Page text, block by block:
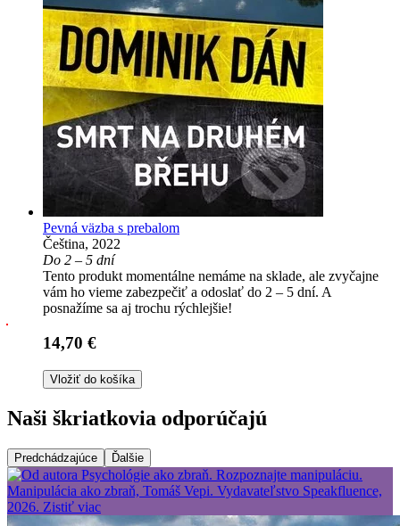
Pevná väzba s prebalom
Čeština, 2022
Do 2 – 5 dní
Tento produkt momentálne nemáme na sklade, ale zvyčajne
vám ho vieme zabezpečiť a odoslať do 2 – 5 dní. A
posnažíme sa aj trochu rýchlejšie!
14,70 €
Vložiť do košíka
Naši škriatkovia odporúčajú
Predchádzajúce Ďalšie